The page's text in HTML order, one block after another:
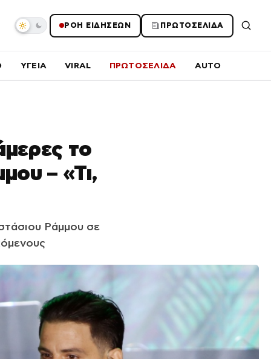
ΡΟΗ ΕΙΔΗΣΕΩΝ ΠΡΩΤΟΣΕΛΙΔΑ
ΥΓΕΙΑ VIRAL ΠΡΩΤΟΣΕΛΙΔΑ AUTO
το
– «Τι,
Ράμμου σε